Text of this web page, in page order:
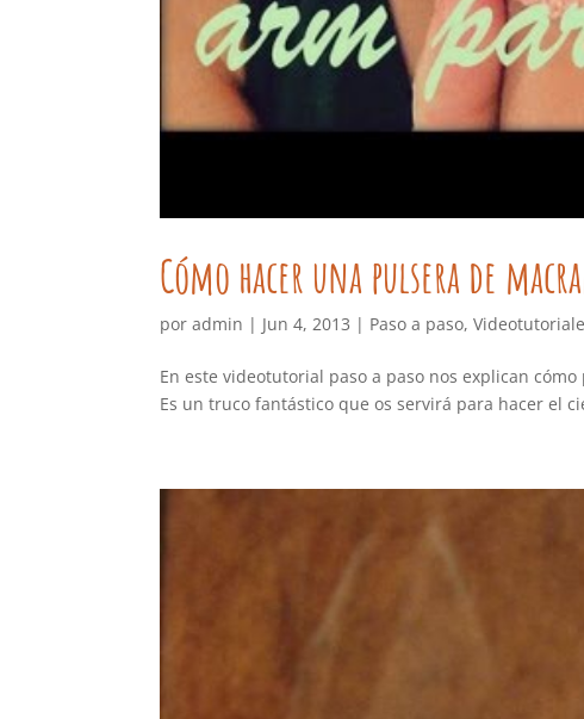
Cómo hacer una pulsera de
poradmin | Jun 4, 2013 | Paso a paso,
En este videotutorial paso a paso nos explican
Es un truco fantástico que os servirá para hacer el